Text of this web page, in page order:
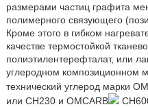
размерами частиц графита
полимерного связующего
Кроме этого в гибком
качестве термостойкой
полиэтилентерефталат, или
углеродном композиционном
технический углерод марки
или CH230 и OMCARB